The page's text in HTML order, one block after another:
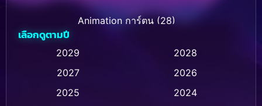
Animation การ์ตูน (28)
Animation การ์ตูน (236)
Animation การ์ตูน (32)
เลือกดูตามปี
2029
2028
2027
2026
2025
2024